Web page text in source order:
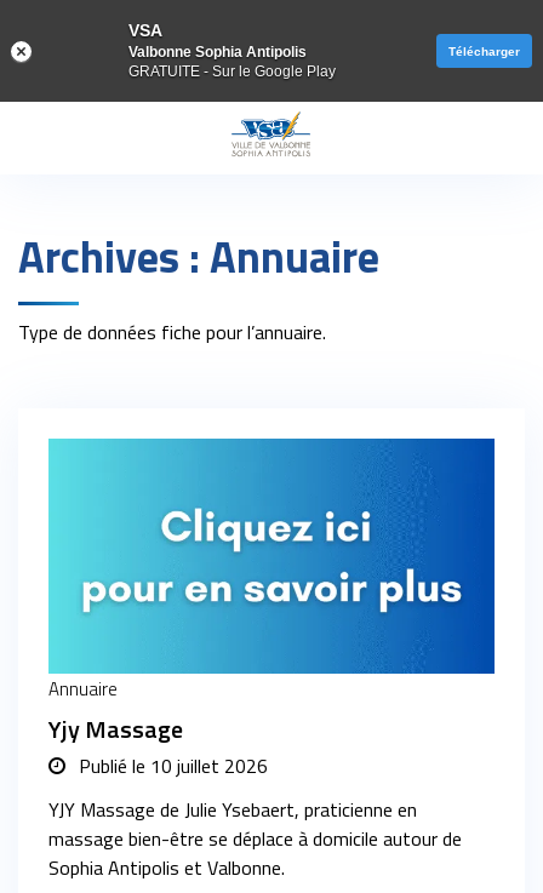
Archives :Annuaire
Type de données fiche pour l’annuaire.
Annuaire
Yjy Massage
Publié le 10 juillet 2026
YJY Massage de Julie Ysebaert, praticienne en
massage bien-être se déplace à domicile autour de
Sophia Antipolis et Valbonne.
VSA
Valbonne Sophia Antipolis
GRATUITE - Sur le Google Play
Télécharger